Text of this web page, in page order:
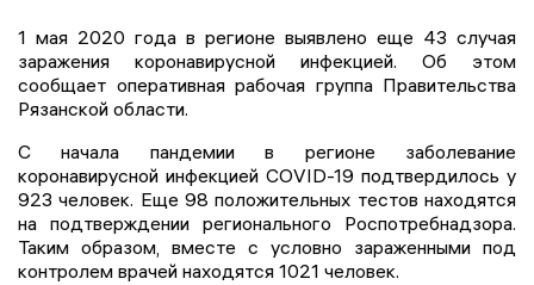
1 мая 2020 года в регионе выявлено еще 43 случая
заражения коронавирусной инфекцией. Об этом
сообщает оперативная рабочая группа Правительства
Рязанской области.
С начала пандемии в регионе заболевание
коронавирусной инфекцией COVID-19 подтвердилось у
923 человек. Еще 98 положительных тестов находятся
на подтверждении регионального Роспотребнадзора.
Таким образом, вместе с условно зараженными под
контролем врачей находятся 1021 человек.